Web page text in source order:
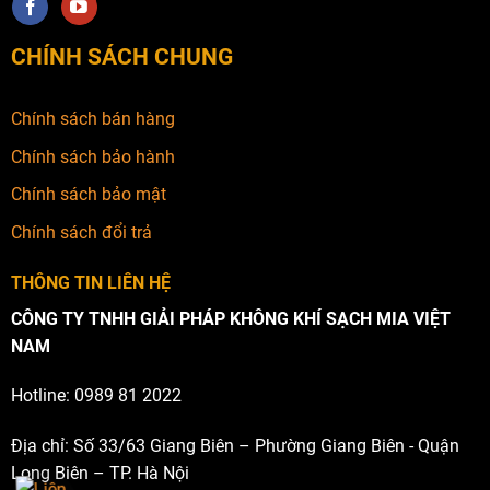
CHÍNH SÁCH CHUNG
Chính sách bán hàng
Chính sách bảo hành
Chính sách bảo mật
Chính sách đổi trả
THÔNG TIN LIÊN HỆ
CÔNG TY TNHH GIẢI PHÁP KHÔNG KHÍ SẠCH MIA VIỆT
NAM
Hotline: 0989 81 2022
Địa chỉ: Số 33/63 Giang Biên – Phường Giang Biên - Quận
Long Biên – TP. Hà Nội